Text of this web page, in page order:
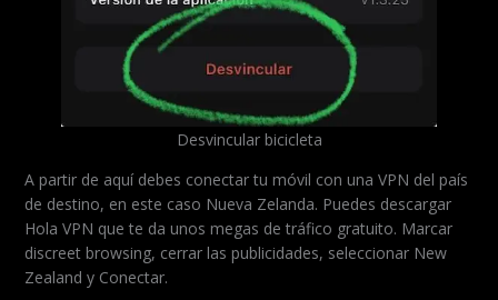
Desvincular bicicleta
A partir de aquí debes conectar tu móvil con una VPN del país
de destino, en este caso Nueva Zelanda. Puedes descargar
Hola VPN que te da unos megas de tráfico gratuito. Marcar
discreet browsing, cerrar las publicidades, seleccionar New
Zealand y Conectar.